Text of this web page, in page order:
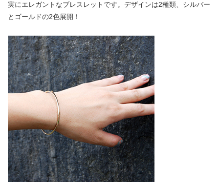
実にエレガントなブレスレットです。デザインは2種類、シルバー
とゴールドの2色展開！